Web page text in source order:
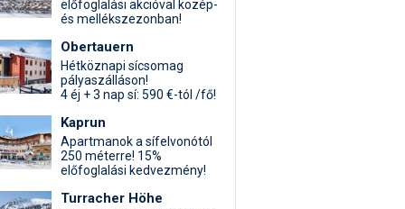
előfoglalási akcióval közép-
és mellékszezonban!
Obertauern
Hétköznapi sícsomag
pályaszálláson!
4 éj + 3 nap sí: 590 €-tól /fő!
Kaprun
Apartmanok a sífelvonótól
250 méterre! 15%
előfoglalási kedvezmény!
Turracher Höhe